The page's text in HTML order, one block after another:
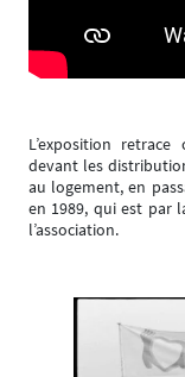
L’exposition
devant les
au logement, en
en 1989, qui est par
l’association.